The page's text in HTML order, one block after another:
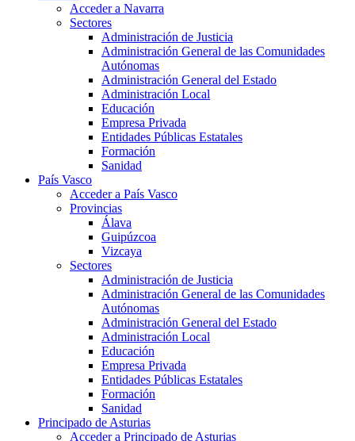
Acceder a Navarra
Sectores
Administración de Justicia
Administración General de las Comunidades
Autónomas
Administración General del Estado
Administración Local
Educación
Empresa Privada
Entidades Públicas Estatales
Formación
Sanidad
País Vasco
Acceder a País Vasco
Provincias
Álava
Guipúzcoa
Vizcaya
Sectores
Administración de Justicia
Administración General de las Comunidades
Autónomas
Administración General del Estado
Administración Local
Educación
Empresa Privada
Entidades Públicas Estatales
Formación
Sanidad
Principado de Asturias
Acceder a Principado de Asturias